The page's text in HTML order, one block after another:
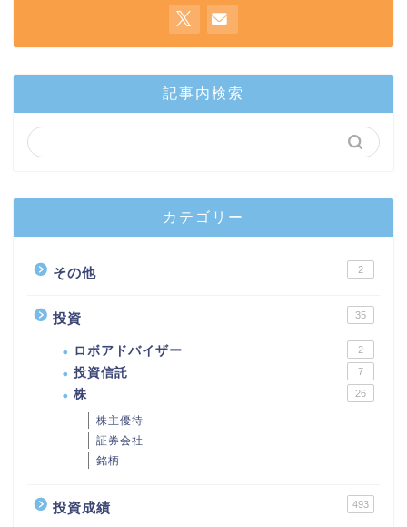
記事内検索
カテゴリー
その他 2
投資 35
ロボアドバイザー 2
投資信託 7
株 26
株主優待
証券会社
銘柄
投資成績 493